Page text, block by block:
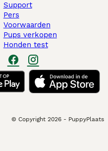
Support
Pers
Voorwaarden
Pups verkopen
Honden test
© Copyright 2026 - PuppyPlaats